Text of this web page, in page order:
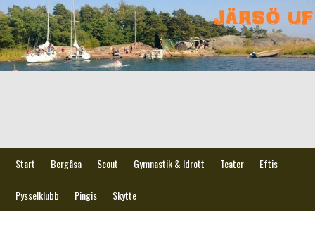
Start Bergåsa Scout Gymnastik & Idrott Teater Eftis
Pysselklubb Pingis Skytte